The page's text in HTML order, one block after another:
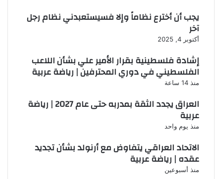
يجب أن أخترع نظاماً وإلا فسيستعبدني نظام رجل
آخر
أكتوبر 4, 2025
إشادة فلسطينية بقرار الأمير علي بشأن اللاعب
الفلسطيني في دوري المحترفين | رياضة عربية
منذ 14 ساعة
العراق يجدد الثقة بمدربه حتى عام 2027 | رياضة
عربية
منذ يوم واحد
الاتحاد العراقي يتفاوض مع أرنولد بشأن تجديد
عقده | رياضة عربية
منذ أسبوعين